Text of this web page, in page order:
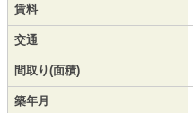
賃料
交通
間取り(面積)
築年月